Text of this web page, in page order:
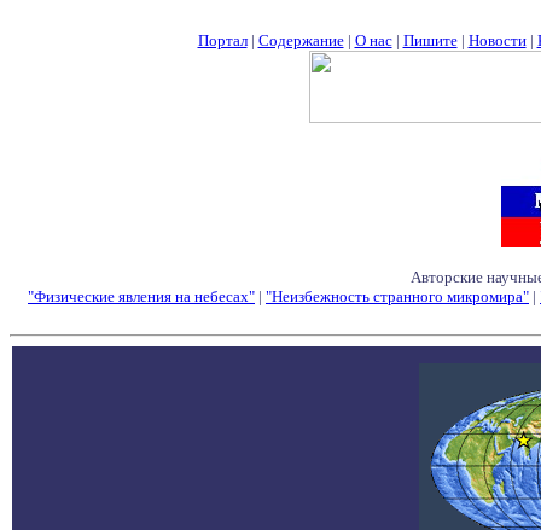
Портал| Содержание| О нас| Пишите| Новости|
Авторские
"Физические явления на небесах" | "Неизбежность странного микромира" |